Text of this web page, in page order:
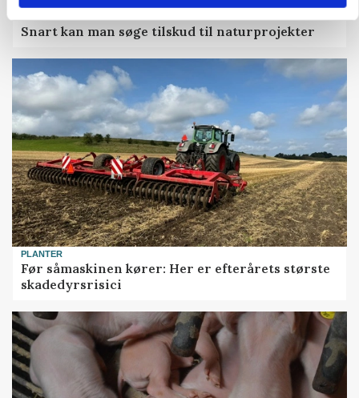
Snart kan man søge tilskud til naturprojekter
PLANTER
Før såmaskinen kører: Her er efterårets største
skadedyrsrisici